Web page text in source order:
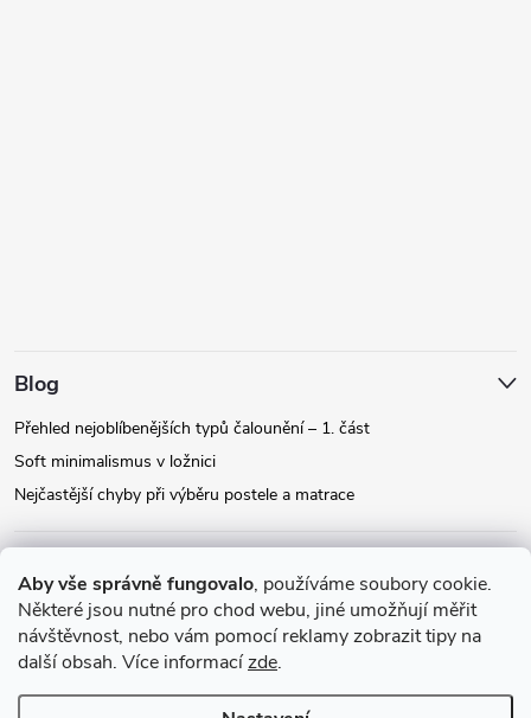
Aby vše správně fungovalo, používáme soubory cookie.
Některé jsou nutné pro chod webu, jiné umožňují měřit
návštěvnost, nebo vám pomocí reklamy zobrazit tipy na
další obsah. Více informacízde.
Blog
Přehled nejoblíbenějších typů čalounění – 1. část
Soft minimalismus v ložnici
Nejčastější chyby při výběru postele a matrace
Instagram